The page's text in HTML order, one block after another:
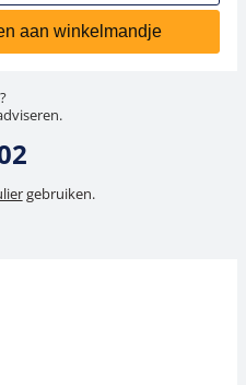
aan winkelmandje
gebruiken.